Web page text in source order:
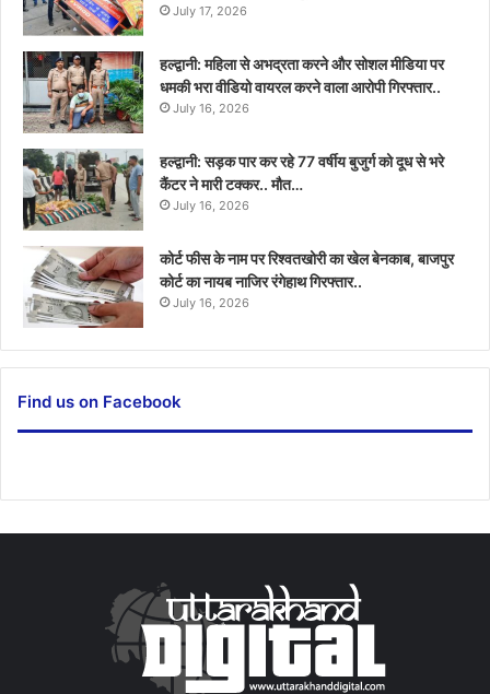
July 17, 2026
हल्द्वानी: महिला से अभद्रता करने और सोशल मीडिया पर
धमकी भरा वीडियो वायरल करने वाला आरोपी गिरफ्तार..
July 16, 2026
हल्द्वानी: सड़क पार कर रहे 77 वर्षीय बुजुर्ग को दूध से भरे
कैंटर ने मारी टक्कर.. मौत…
July 16, 2026
कोर्ट फीस के नाम पर रिश्वतखोरी का खेल बेनकाब, बाजपुर
कोर्ट का नायब नाजिर रंगेहाथ गिरफ्तार..
July 16, 2026
Find us on Facebook